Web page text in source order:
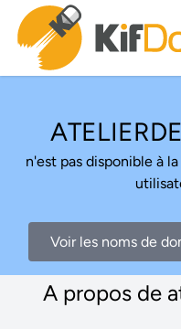
n'est pas disponible à
Voir les noms de
A propos de